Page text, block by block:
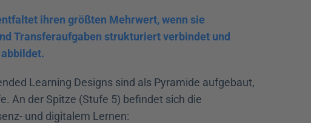
ihren größten Mehrwert, wenn sie
Transferaufgaben strukturiert verbindet und
Learning Designs sind als Pyramide aufgebaut,
An der Spitze (Stufe 5) befindet sich die
und digitalem Lernen: